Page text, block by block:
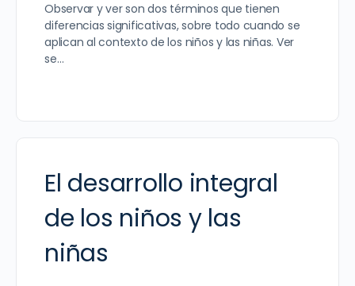
Observar y ver son dos términos que tienen
diferencias significativas, sobre todo cuando se
aplican al contexto de los niños y las niñas. Ver
se…
El desarrollo integral
de los niños y las
niñas